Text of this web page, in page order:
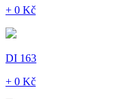
+ 0 Kč
DI 163
+ 0 Kč